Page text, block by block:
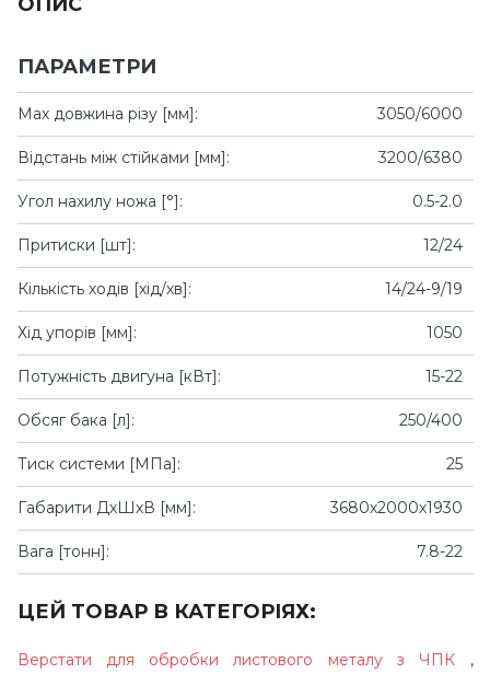
ОПИС
ПАРАМЕТРИ
Мах довжина різу [мм]: 3050/6000
Відстань між стійками [мм]: 3200/6380
Угол нахилу ножа [°]: 0.5-2.0
Притиски [шт]: 12/24
Кількість ходів [хід/хв]: 14/24-9/19
Хід упорів [мм]: 1050
Потужність двигуна [кВт]: 15-22
Обсяг бака [л]: 250/400
Тиск системи [МПа]: 25
Габарити ДхШхВ [мм]: 3680х2000х1930
Вага [тонн]: 7.8-22
ЦЕЙ ТОВАР В КАТЕГОРІЯХ:
Верстати для обробки листового металу з ЧПК ,